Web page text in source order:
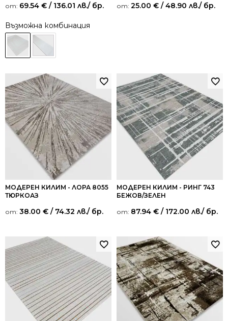
от: 69.54 € / 136.01 лв./ бр.
Възможна комбинация
от: 25.00 € / 48.90 лв./ бр.
МОДЕРЕН КИЛИМ - ЛОРА 8055
ТЮРКОАЗ
от: 38.00 € / 74.32 лв./ бр.
МОДЕРЕН КИЛИМ - РИНГ 743
БЕЖОВ/ЗЕЛЕН
от: 87.94 € / 172.00 лв./ бр.